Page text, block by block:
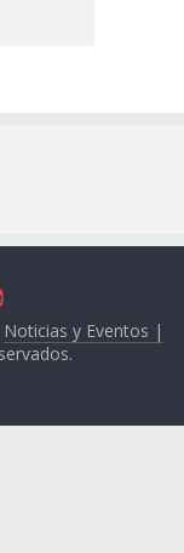
Noticias y Eventos |